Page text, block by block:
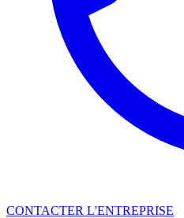
CONTACTER L'ENTREPRISE